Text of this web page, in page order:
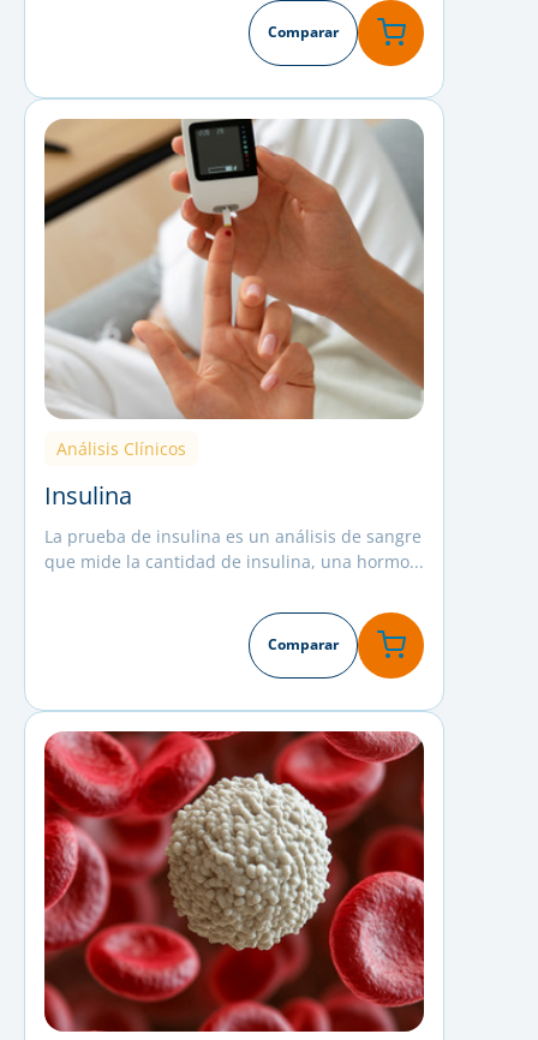
Comparar
Análisis Clínicos
Insulina
La prueba de insulina es un análisis de sangre
que mide la cantidad de insulina, una hormo...
Comparar